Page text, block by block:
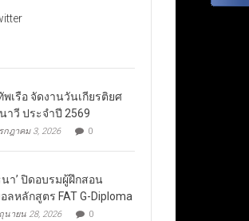
พเรือ จัดงานวันเกียรติยศ
าวี ประจำปี 2569
กฎาคม 3, 2026 0
นา’ ปิดอบรมผู้ฝึกสอน
ลหลักสูตร FAT G-Diploma
นายน 28, 2026 0